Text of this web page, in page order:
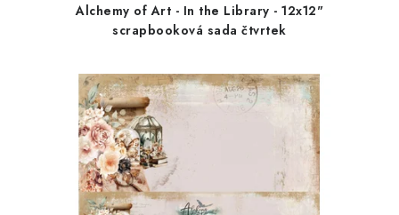
Alchemy of Art - In the Library - 12x12"
scrapbooková sada čtvrtek